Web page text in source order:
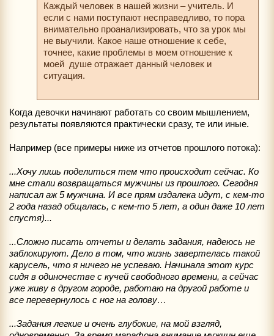
Каждый человек в нашей жизни – учитель. И
если с нами поступают несправедливо, то пора
внимательно проанализировать, что за урок мы
не выучили. Какое наше отношение к себе,
точнее, какие проблемы в моем отношение к
моей душе отражает данный человек и
ситуация.
Когда девочки начинают работать со своим мышлением,
результаты появляются практически сразу, те или иные.
Например (все примеры ниже из отчетов прошлого потока):
...Хочу лишь поделиться тем что происходит сейчас. Ко
мне стали возвращаться мужчины из прошлого. Сегодня
написал аж 5 мужчина. И все прям издалека идут, с кем-то
2 года назад общалась, с кем-то 5 лет, а один даже 10 лет
спустя)...
...Сложно писать отчеты и делать задания, надеюсь не
заблокируют. Дело в том, что жизнь завертелась такой
карусель, что я ничего не успеваю. Начинала этот курс
сидя в одиночестве с кучей свободного времени, а сейчас
уже живу в другом городе, работаю на другой работе и
все перевернулось с ног на голову…
...Задания легкие и очень глубокие, на мой взгляд,